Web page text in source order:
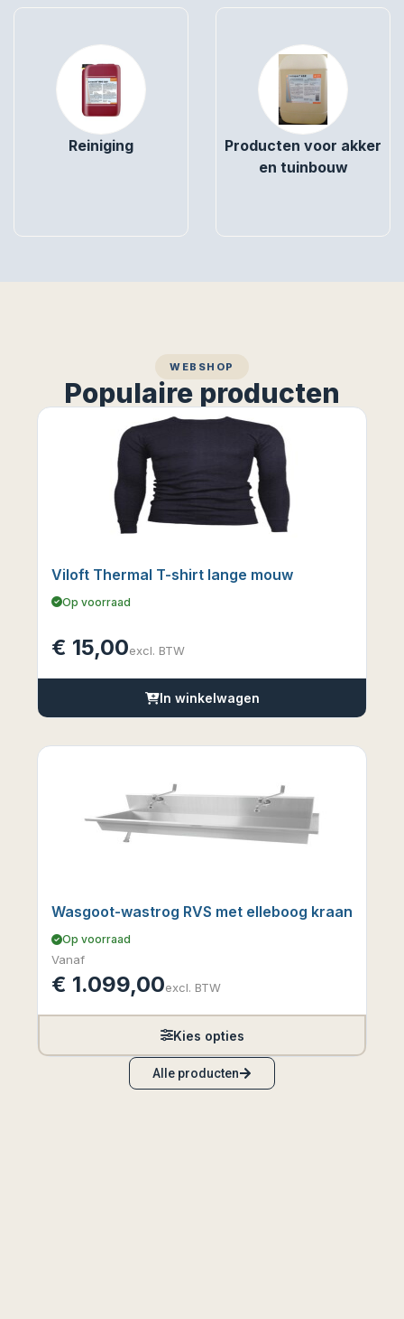
Reiniging
Producten voor akker
en tuinbouw
WEBSHOP
Populaire producten
Viloft Thermal T-shirt lange mouw
Op voorraad
€ 15,00excl. BTW
In winkelwagen
Wasgoot-wastrog RVS met elleboog kraan
Op voorraad
Vanaf
€ 1.099,00excl. BTW
Kies opties
Alle producten